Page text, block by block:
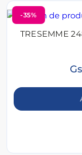
-35%
TRESEMME